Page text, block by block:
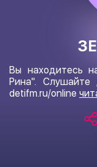
Вы находитесь
Рина".
detifm.ru/online